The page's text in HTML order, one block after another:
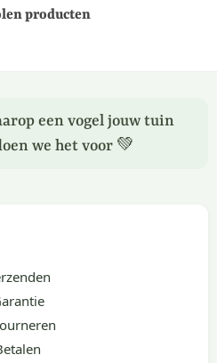
producten
een vogel jouw tuin
we het voor 💚